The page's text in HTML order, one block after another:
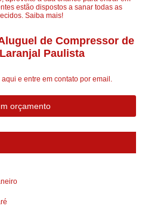
estão dispostos a sanar todas as
Saiba mais!
de Compressor de
Paulista
aqui e entre em contato por email.
orçamento